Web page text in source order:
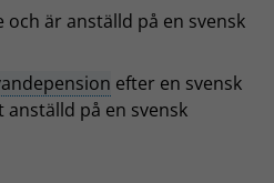
är anställd på en svensk
efter en svensk
på en svensk